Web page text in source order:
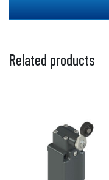
Related products